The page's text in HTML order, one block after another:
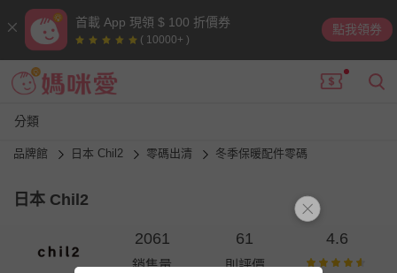
首載 App 現領 $ 100 折價券
( 10000+ )
點我領券
分類
品牌館 日本 Chil2 零碼出清 冬季保暖配件零碼
日本 Chil2
2061
銷售量
61
則評價
4.6